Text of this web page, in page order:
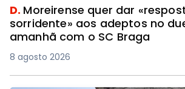
D. Moreirense quer dar
sorridente» aos adeptos no
amanhã com o SC Braga
8 agosto 2026